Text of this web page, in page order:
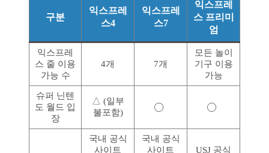
구분
익스프레
스4
익스프레
스7
익스프레
스 프리미
엄
익스프레
스 줄 이용
가능 수
4개 7개
모든 놀이
기구 이용
가능
슈퍼 닌텐
도 월드 입
장
△ (일부
불포함)
국내 공식
사이트
국내 공식
사이트
USJ 공식